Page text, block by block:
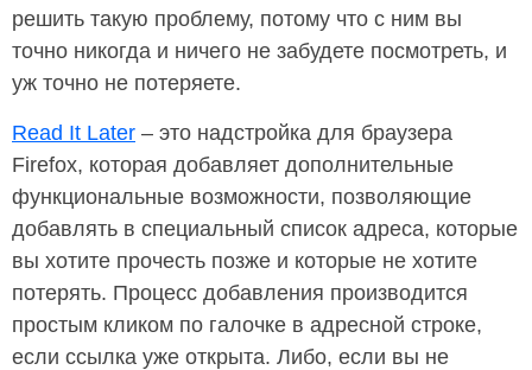
решить такую проблему, потому что с ним вы
точно никогда и ничего не забудете посмотреть, и
уж точно не потеряете.
Read It Later – это надстройка для браузера
Firefox, которая добавляет дополнительные
функциональные возможности, позволяющие
добавлять в специальный список адреса, которые
вы хотите прочесть позже и которые не хотите
потерять. Процесс добавления производится
простым кликом по галочке в адресной строке,
если ссылка уже открыта. Либо, если вы не